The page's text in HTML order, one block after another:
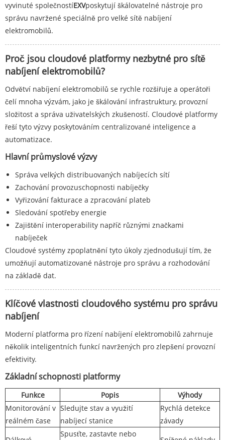
vyvinuté společnostíEXVposkytují škálovatelné nástroje pro
správu navržené speciálně pro velké sítě nabíjení
elektromobilů.
Proč jsou cloudové platformy nezbytné pro sítě
nabíjení elektromobilů?
Odvětví nabíjení elektromobilů se rychle rozšiřuje a operátoři
čelí mnoha výzvám, jako je škálování infrastruktury, provozní
složitost a správa uživatelských zkušeností. Cloudové platformy
řeší tyto výzvy poskytováním centralizované inteligence a
automatizace.
Hlavní průmyslové výzvy
Správa velkých distribuovaných nabíjecích sítí
Zachování provozuschopnosti nabíječky
Vyřizování fakturace a zpracování plateb
Sledování spotřeby energie
Zajištění interoperability napříč různými značkami
nabíječek
Cloudové systémy zpoplatnění tyto úkoly zjednodušují tím, že
umožňují automatizované nástroje pro správu a rozhodování
na základě dat.
Klíčové vlastnosti cloudového systému pro správu
nabíjení
Moderní platforma pro řízení nabíjení elektromobilů zahrnuje
několik inteligentních funkcí navržených pro zlepšení provozní
efektivity.
Základní schopnosti platformy
Funkce Popis
Výhody
Monitorování v
reálném čase
Sledujte stav a využití
nabíjecí stanice
Rychlá detekce
závady
Spusťte, zastavte nebo